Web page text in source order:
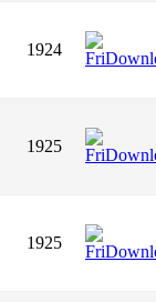
1924
1925
1925